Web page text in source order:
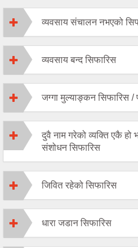
व्यवसाय संचालन नभएको
व्यवसाय बन्द सिफारिस
जग्गा मुल्याङ्कन सिफारिस /
दुवै नाम गरेको व्यक्ति एकै हो
संशोधन सिफारिस
जिवित रहेको सिफारिस
धारा जडान सिफारिस